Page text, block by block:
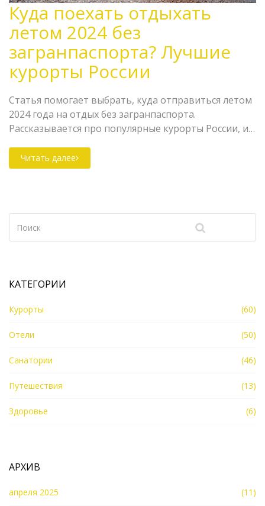
Куда поехать отдыхать
летом 2024 без
загранпаспорта? Лучшие
курорты России
Статья помогает выбрать, куда отправиться летом
2024 года на отдых без загранпаспорта.
Рассказывается про популярные курорты России, их
Подчеркивается уникальность местных
достопримечательностей и предлагаются
Читать далее
КАТЕГОРИИ
Курорты (60)
Отели (50)
Санатории (46)
Путешествия (13)
Здоровье (6)
АРХИВ
апреля 2025 (11)